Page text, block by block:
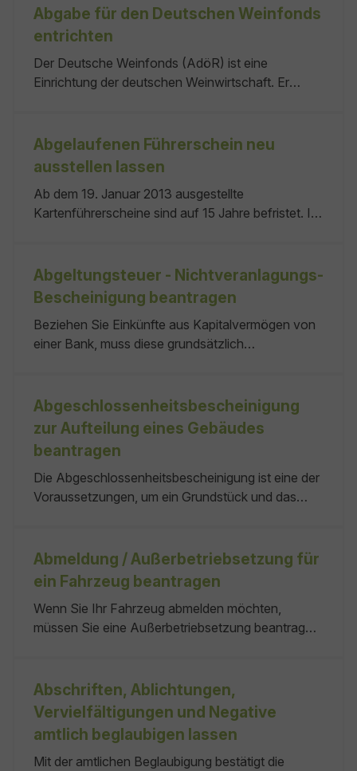
Erlaubnispflicht befreit sind, müssen Sie
zusätzliche Unterlagen Ihrer Anzeige beifügen.
Angaben haben sich wesentlich geändert, so
müssen Sie die Anzeige erneut erstatten. Die
Abgabe für den Deutschen Weinfonds
entrichten
Der Deutsche Weinfonds (AdöR) ist eine
Einrichtung der deutschen Weinwirtschaft. Er
Maßnahmen des Marketings im In- und Ausland.
Dafür erhebt er die Weinbauabgabe. Sie sind:
Abgelaufenen Führerschein neu
ausstellen lassen
Ab dem 19. Januar 2013 ausgestellte
Kartenführerscheine sind auf 15 Jahre befristet. Ist
Sie verzichten auf die Fahrerlaubnis. Ein
Führerschein, der vor dem 19. Januar 2013
ausgestellt worden ist, ist - wenn Sie nicht auf die
Fahrerlaubnis verzichten - bis zu dem Zeitpunkt in
ein aktuelles Führerscheinmodell umzutauschen,
Abgeltungsteuer - Nichtveranlagungs-
Bescheinigung beantragen
Beziehen Sie Einkünfte aus Kapitalvermögen von
einer Bank, muss diese grundsätzlich
einen Freistellungsauftrag erteilen. Dieser beträgt
maximal: das Finanzamt, in dessen Bezirk Sie
wohnen keine kein
Abgeschlossenheitsbescheinigung
zur Aufteilung eines Gebäudes
beantragen
Die Abgeschlossenheitsbescheinigung ist eine der
Voraussetzungen, um ein Grundstück und das
Abgeschlossenheitsbescheinigung, wenn Sie
vorhaben, keine die untere Baurechtsbehörde
Untere Baurechtsbehörde ist keine
Abmeldung / Außerbetriebsetzung für
ein Fahrzeug beantragen
Wenn Sie Ihr Fahrzeug abmelden möchten,
müssen Sie eine Außerbetriebsetzung beantragen.
Straßenverkehr nicht mehr bewegen und auch
nicht auf öffentlichen Flächen abstellen. keine
Widerspruch
Abschriften, Ablichtungen,
Vervielfältigungen und Negative
amtlich beglaubigen lassen
Mit der amtlichen Beglaubigung bestätigt die